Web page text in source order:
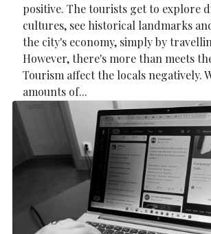
positive. The tourists get to explore
cultures, see historical landmarks
the city's economy, simply by
However, there's more than meets
Tourism affect the locals negatively.
amounts of...